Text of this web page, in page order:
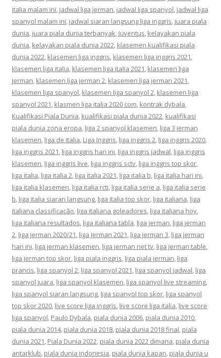
italia malam ini, jadwal liga jerman, jadwal liga spanyol, jadwal liga
spanyol malam ini, jadwal siaran langsung liga inggris, juara piala
dunia, juara piala dunia terbanyak, Juventus, kelayakan piala
dunia, kelayakan piala dunia 2022, klasemen kualifikasi piala
dunia 2022, klasemen liga inggris, klasemen liga inggris 2021,
klasemen liga italia, klasemen liga italia 2021, klasemen liga
jerman, klasemen liga jerman 2, klasemen liga jerman 2021,
klasemen liga spanyol, klasemen liga spanyol 2, klasemen liga
spanyol 2021, klasmen liga italia 2020 com, kontrak dybala,
Kualifikasi Piala Dunia, kualifikasi piala dunia 2022, kualifikasi
piala dunia zona eropa, liga 2 spanyol klasemen, liga 3 jerman
klasemen, liga de italia, Liga Inggris, liga inggris 2, liga inggris 2020,
liga inggris 2021, liga inggris hari ini, liga inggris jadwal, liga inggris
klasemen, liga inggris live, liga inggris sctv, liga inggris top skor,
liga italia, liga italia 2, liga italia 2021, liga italia b, liga italia hari ini,
liga italia klasemen, liga italia rcti, liga italia serie a, liga italia serie
b, liga italia siaran langsung, liga italia top skor, liga italiana, liga
italiana classificação, liga italiana goleadores, liga italiana hoy,
liga italiana resultados, liga italiana tabla, liga jerman, liga jerman
2, liga jerman 2020/21, liga jerman 2021, liga jerman 3, liga jerman
hari ini, liga jerman klasemen, liga jerman net tv, liga jerman table,
liga jerman top skor, liga piala inggris, liga piala jerman, liga
prancis, liga spanyol 2, liga spanyol 2021, liga spanyol jadwal, liga
spanyol juara, liga spanyol klasemen, liga spanyol live streaming,
liga spanyol siaran langsung, liga spanyol top skor, liga spanyol
top skor 2020, live score liga inggris, live score liga italia, live score
liga spanyol, Paulo Dybala, piala dunia 2006, piala dunia 2010,
piala dunia 2014, piala dunia 2018, piala dunia 2018 final, piala
dunia 2021, Piala Dunia 2022, piala dunia 2022 dimana, piala dunia
antarklub, piala dunia indonesia, piala dunia kapan, piala dunia u